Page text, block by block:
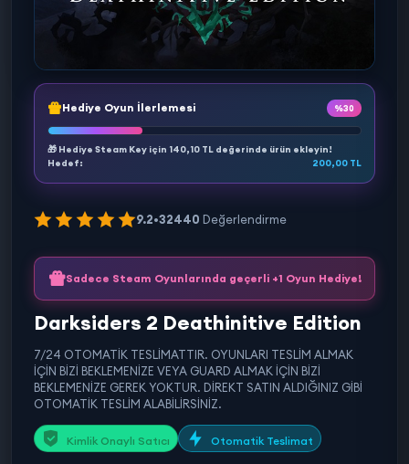
Hediye Oyun İlerlemesi %30
🎁 Hediye Steam Key için 140,10 TL değerinde ürün ekleyin!
Hedef:
200,00 TL
9.2•32440 Değerlendirme
Sadece Steam Oyunlarında geçerli +1 Oyun Hediye!
Darksiders 2 Deathinitive Edition
7/24 OTOMATİK TESLİMATTIR. OYUNLARI TESLİM ALMAK
İÇİN BİZİ BEKLEMENİZE VEYA GUARD ALMAK İÇİN BİZİ
BEKLEMENİZE GEREK YOKTUR. DİREKT SATIN ALDIĞINIZ GİBİ
OTOMATİK TESLİM ALABİLİRSİNİZ.
Kimlik Onaylı Satıcı Otomatik Teslimat